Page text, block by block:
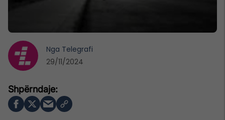
Nga Telegrafi
29/11/2024